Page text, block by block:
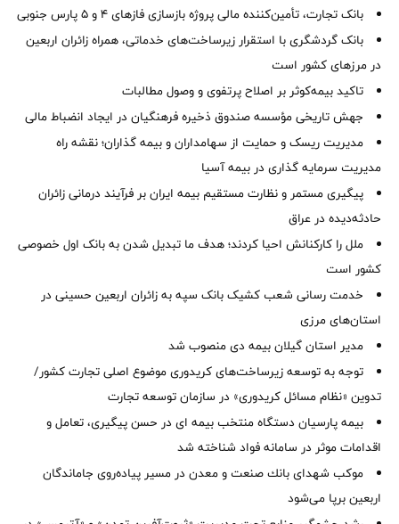
بانک تجارت، تأمین‌کننده مالی پروژه بازسازی فازهای ۴ و ۵ پارس جنوبی
بانک گردشگری با استقرار زیرساخت‌های خدماتی، همراه زائران اربعین
در مرزهای کشور است
تاکید بیمه‌کوثر بر اصلاح پرتفوی و وصول مطالبات ‌
جهش تاریخی مؤسسه صندوق ذخیره فرهنگیان در ایجاد انضباط مالی
مدیریت ریسک و حمایت از سهامداران و بیمه گذاران؛ نقشه راه
مدیریت سرمایه گذاری در بیمه آسیا
پیگیری مستمر و نظارت مستقیم بیمه ایران بر فرآیند درمانی زائران
حادثه‌دیده در عراق
ملل را کارکنانش احیا کردند؛ هدف ما تبدیل شدن به بانک اول خصوصی
کشور است
خدمت رسانی شعب کشیک بانک سپه به زائران اربعین حسینی در
استان‌‌های مرزی
‌مدیر استان گیلان بیمه دی منصوب شد
توجه به توسعه زیرساخت‌های کریدوری موضوع اصلی تجارت کشور/
تدوین «نظام مسائل کریدوری» در سازمان توسعه تجارت
بیمه پارسیان دستگاه منتخب بیمه ای در حسن پیگیری، تعامل و
اقدامات موثر در سامانه فواد شناخته شد
موكب شهدای بانك صنعت و معدن در مسیر پیاده‌روی جاماندگان
اربعین برپا می‌شود